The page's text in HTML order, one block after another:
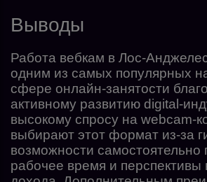
Выводы
Работа вебкам в Лос-
одним из самых популярных
сфере онлайн-занятости
активному развитию digital-
высокому спросу на webcam-
выбирают этот формат из-за
возможности самостоятельно
рабочее время и перспективы